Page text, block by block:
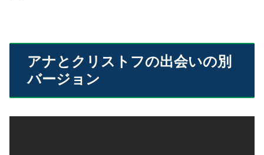
アナとクリストフの出会いの別
バージョン